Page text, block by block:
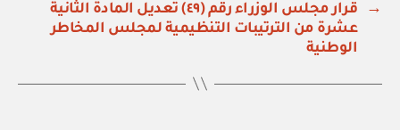
→
قرار مجلس الوزراء رقم (٤٩) تعديل المادة الثانية
عشرة من الترتيبات التنظيمية لمجلس المخاطر
الوطنية